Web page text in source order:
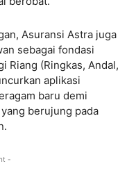
Asuransi Astra juga
sebagai fondasi
Riang (Ringkas, Andal,
aplikasi
baru demi
berujung pada
-